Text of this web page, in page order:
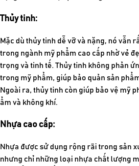
Thủy tinh:
Mặc dù thủy tinh dễ vỡ và nặng, nó vẫn
trong ngành mỹ phẩm cao cấp nhờ vẻ
trọng và tinh tế. Thủy tinh không phản
trong mỹ phẩm, giúp bảo quản sản
Ngoài ra, thủy tinh còn giúp bảo vệ mỹ
ẩm và không khí.
Nhựa cao cấp:
Nhựa được sử dụng rộng rãi trong sản
nhưng chỉ những loại nhựa chất lượng